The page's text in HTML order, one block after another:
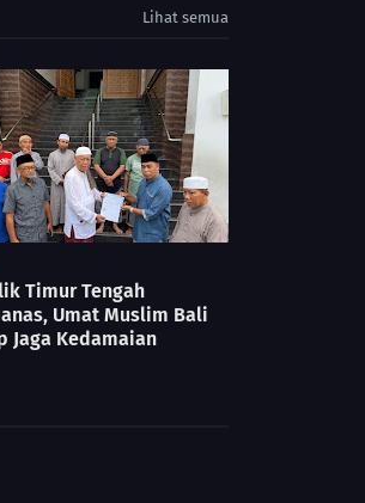
Lihat semua
Timur Tengah
Umat Muslim Bali
Jaga Kedamaian